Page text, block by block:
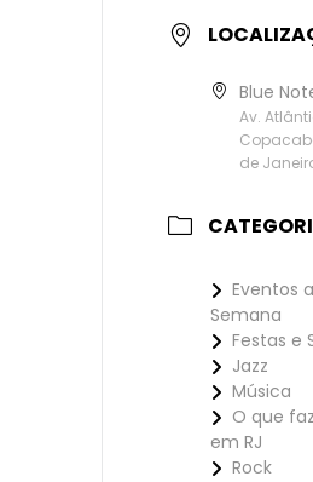
Blue
Av.
de
Eventos
Semana
Festas e
Jazz
Música
O que
em RJ
Rock